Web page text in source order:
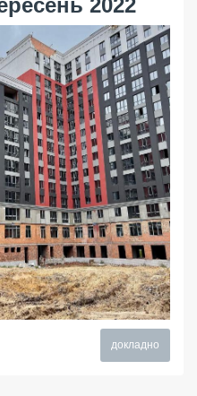
2022
докладно